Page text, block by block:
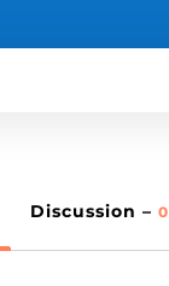
Discussion – 0